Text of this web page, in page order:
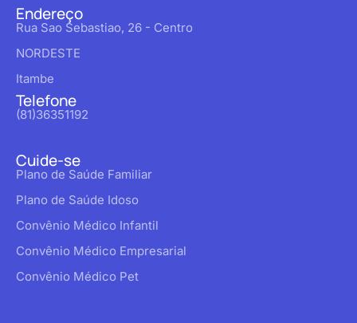
Endereço
Rua Sao Sebastiao, 26 - Centro
NORDESTE
Itambe
Telefone
(81)36351192
Cuide-se
Plano de Saúde Familiar
Plano de Saúde Idoso
Convênio Médico Infantil
Convênio Médico Empresarial
Convênio Médico Pet